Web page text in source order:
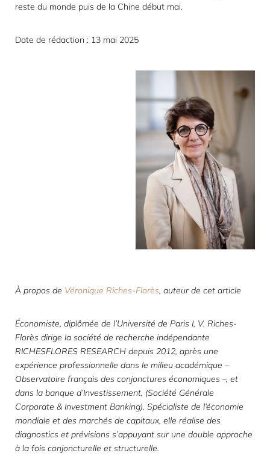
reste du monde puis de la Chine début mai.
Date de rédaction : 13 mai 2025
À propos de Véronique Riches-Florès, auteur de cet article
Économiste, diplômée de l’Université de Paris I, V. Riches-
Florès dirige la société de recherche indépendante
RICHESFLORES RESEARCH depuis 2012, après une
expérience professionnelle dans le milieu académique –
Observatoire français des conjonctures économiques –, et
dans la banque d’Investissement, (Société Générale
Corporate & Investment Banking). Spécialiste de l’économie
mondiale et des marchés de capitaux, elle réalise des
diagnostics et prévisions s’appuyant sur une double approche
à la fois conjoncturelle et structurelle.